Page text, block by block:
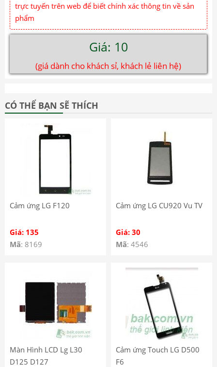
trực tuyến trên web để biết chính xác thông tin về sản
phẩm
Giá: 10
(giá dành cho khách sỉ, khách lẻ liên hệ)
CÓ THỂ BẠN SẼ THÍCH
Cảm ứng LG F120
Giá: 135
Mã: 8169
Cảm ứng LG CU920 Vu TV
Giá: 30
Mã: 4546
Màn Hình LCD Lg L30
D125 D127
Cảm ứng Touch LG D500
F6